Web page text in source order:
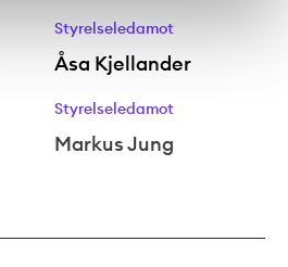
Styrelseledamot
Åsa Kjellander
Styrelseledamot
Markus Jung